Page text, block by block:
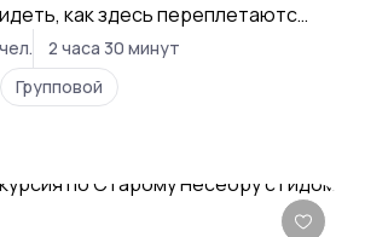
как здесь переплетаются
средневековые крепости и
города. Эта прогулка
дух Велико-Тырново,
Болгарского царства.
2 часа 30 минут
Групповой